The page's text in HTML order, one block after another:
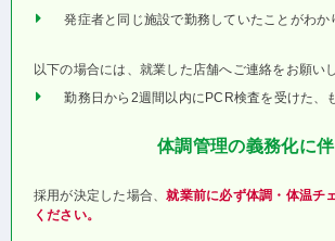
発症者と同じ施設で勤務していたことがわ
以下の場合には、就業した店舗へご連絡をお願い
勤務日から2週間以内にPCR検査を受けた、
体調管理の義務化に
採用が決定した場合、就業前に必ず体調・体温チ
ください。